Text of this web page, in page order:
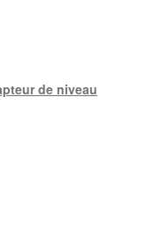
de niveau